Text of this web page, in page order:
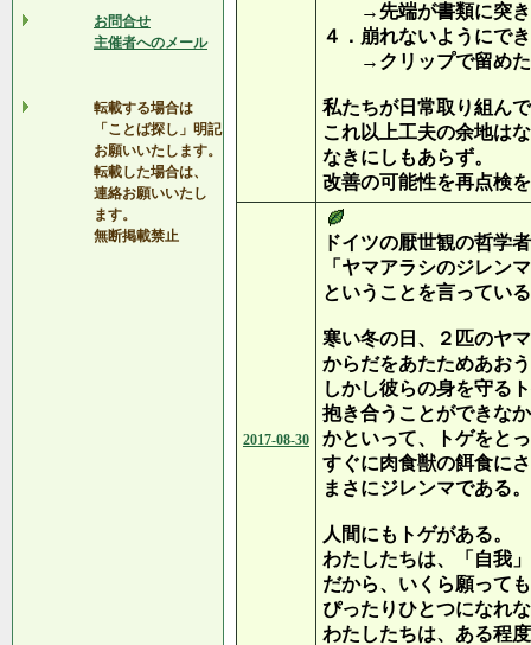
お問合せ
主催者へのメール
転載する場合は
「ことば探し」明記
お願いいたします。
転載した場合は、
連絡お願いいたし
ます。
無断掲載禁止
→先端が書類に突き
４．崩れないように
→クリップで留めた
私たちが日常取り組ん
これ以上工夫の余地は
なきにしもあらず。
改善の可能性を再点検
2017-08-30
ドイツの厭世観の哲学
「ヤマアラシのジレン
ということを言ってい
寒い冬の日、２匹のヤ
からだをあたためあお
しかし彼らの身を守る
抱き合うことができな
かといって、トゲをと
すぐに肉食獣の餌食に
まさにジレンマである。
人間にもトゲがある。
わたしたちは、「自我
だから、いくら願って
ぴったりひとつになれ
わたしたちは、ある程